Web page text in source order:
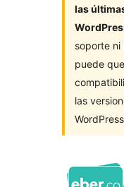
las
soporte ni
puede
las